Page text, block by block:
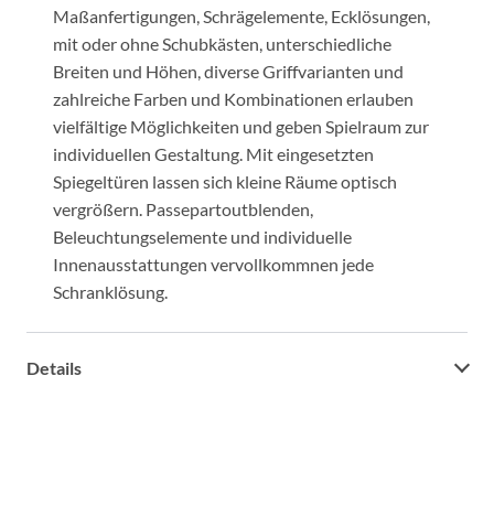
Maßanfertigungen, Schrägelemente, Ecklösungen,
mit oder ohne Schubkästen, unterschiedliche
Breiten und Höhen, diverse Griffvarianten und
zahlreiche Farben und Kombinationen erlauben
vielfältige Möglichkeiten und geben Spielraum zur
individuellen Gestaltung. Mit eingesetzten
Spiegeltüren lassen sich kleine Räume optisch
vergrößern. Passepartoutblenden,
Beleuchtungselemente und individuelle
Innenausstattungen vervollkommnen jede
Schranklösung.
Details